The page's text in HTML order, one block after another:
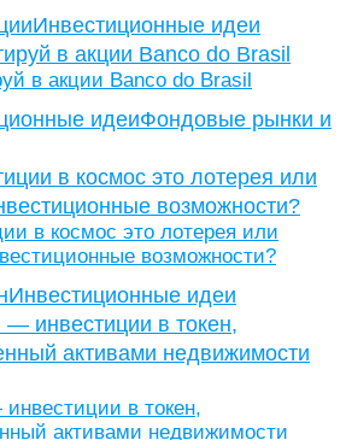
Инвестиционные идеи
в акции Banco do Brasil
идеиФондовые рынки и
в космос это лотерея или
возможности?
Инвестиционные идеи
в токен,
активами недвижимости